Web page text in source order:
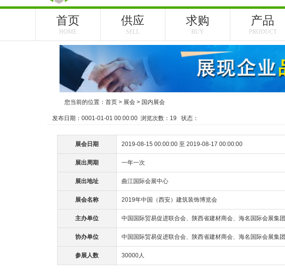
首页
HOME
供应
SELL
求购
BUY
产品
PRODUCT
您当前的位置： 首页 > 展会 > 国内展会
发布日期：0001-01-01 00:00:00 浏览次数： 19 状态：
展会日期 2019-08-15 00:00:00 至 2019-08-17 00:00:00
展出周期 一年一次
展出地址 曲江国际会展中心
展会名称 2019年中国（西安）建筑装饰博览会
主办单位 中国国际贸易促进联合会、陕西省建材商会、海名国际会展集团
协办单位 中国国际贸易促进联合会、陕西省建材商会、海名国际会展集团
参展人数 30000人